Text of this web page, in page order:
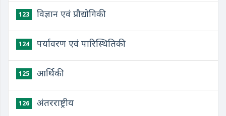
123 ​विज्ञान एवं प्रौद्योगिकी
124 ​पर्यावरण एवं पारिस्थितिकी
125 ​आर्थिकी
126 ​अंतरराष्ट्रीय